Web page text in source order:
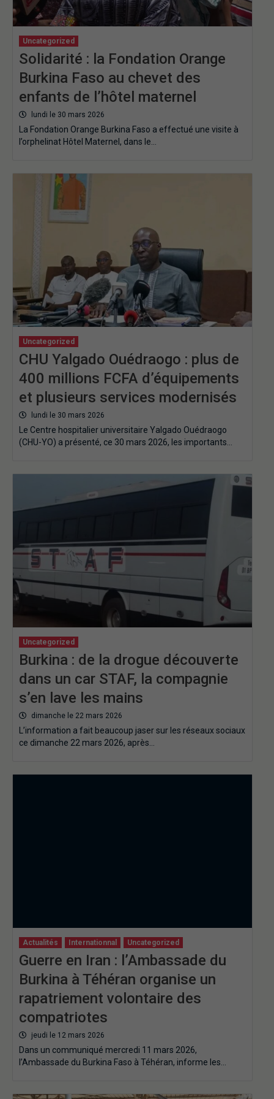
Uncategorized
Solidarité : la Fondation Orange
Burkina Faso au chevet des
enfants de l’hôtel maternel
lundi le 30 mars 2026
La Fondation Orange Burkina Faso a effectué une visite à
l’orphelinat Hôtel Maternel, dans le…
Uncategorized
CHU Yalgado Ouédraogo : plus de
400 millions FCFA d’équipements
et plusieurs services modernisés
lundi le 30 mars 2026
Le Centre hospitalier universitaire Yalgado Ouédraogo
(CHU-YO) a présenté, ce 30 mars 2026, les importants…
Uncategorized
Burkina : de la drogue découverte
dans un car STAF, la compagnie
s’en lave les mains
dimanche le 22 mars 2026
L’information a fait beaucoup jaser sur les réseaux sociaux
ce dimanche 22 mars 2026, après…
Actualités Internationnal Uncategorized
Guerre en Iran : l’Ambassade du
Burkina à Téhéran organise un
rapatriement volontaire des
compatriotes
jeudi le 12 mars 2026
Dans un communiqué mercredi 11 mars 2026,
l’Ambassade du Burkina Faso à Téhéran, informe les…